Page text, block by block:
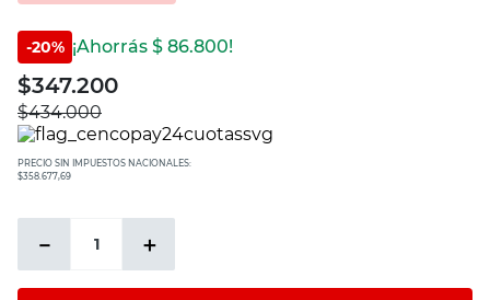
-20% ¡Ahorrás $ 86.800!
$347.200
$434.000
PRECIO SIN IMPUESTOS NACIONALES:
$358.677,69
＋
－